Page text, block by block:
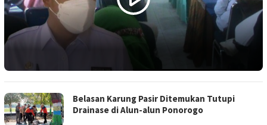
Belasan Karung Pasir Ditemukan Tutupi
Drainase di Alun-alun Ponorogo